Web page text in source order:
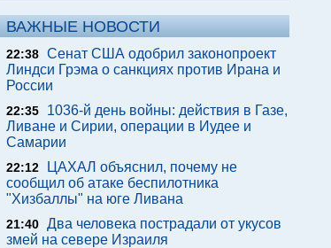
ВАЖНЫЕ НОВОСТИ
22:38 Сенат США одобрил законопроект
Линдси Грэма о санкциях против Ирана и
России
22:35
1036-й день войны: действия в Газе,
Ливане и Сирии, операции в Иудее и
Самарии
22:12
ЦАХАЛ объяснил, почему не
сообщил об атаке беспилотника
"Хизбаллы" на юге Ливана
21:40 Два человека пострадали от укусов
змей на севере Израиля